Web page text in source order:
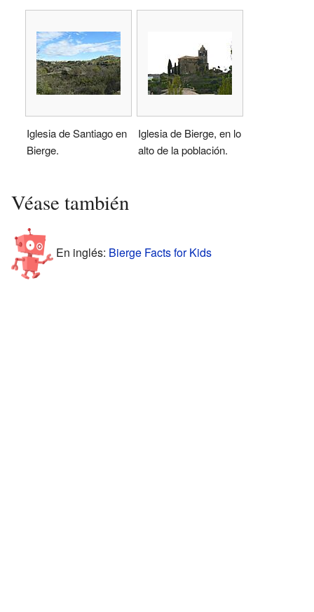
Iglesia de Santiago en
Bierge.
Iglesia de Bierge, en lo
alto de la población.
Véase también
En inglés: Bierge Facts for Kids